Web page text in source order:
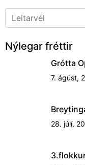
Nýlegar fréttir
Grótta
7. ágúst,
28. júlí,